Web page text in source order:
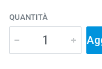
QUANTITÀ